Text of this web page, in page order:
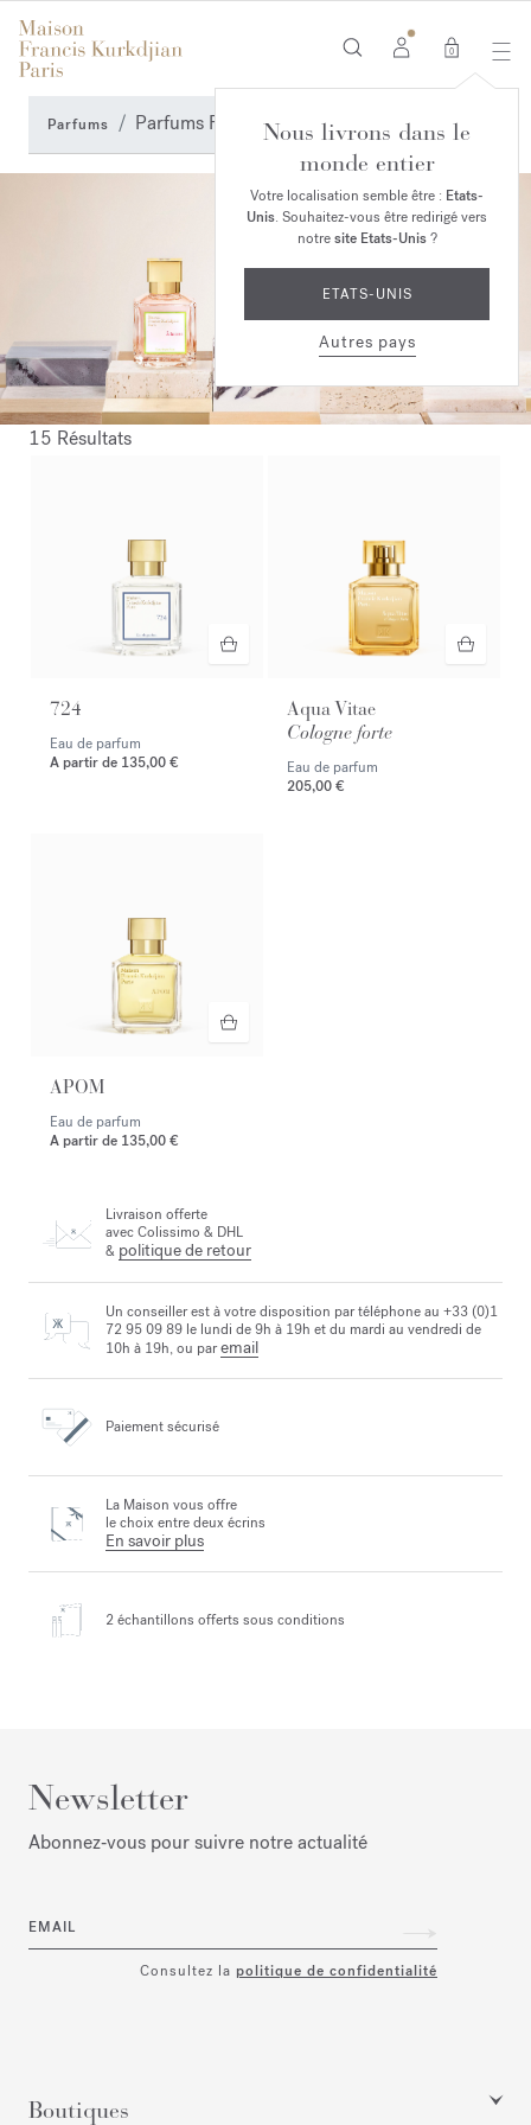
0
Nous livrons dans le
monde entier
Votre localisation semble être : Etats-
Unis. Souhaitez-vous être redirigé vers
notresite Etats-Unis?
ETATS-UNIS
Autres pays
Parfums Parfums Floraux
15 Résultats
724
Eau de parfum
A partir de 135,00 €
Aqua Vitae
Cologne forte
Eau de parfum
205,00 €
APOM
Eau de parfum
A partir de 135,00 €
Livraison offerte
avec Colissimo & DHL
& politique de retour
Un conseiller est à votre disposition par téléphone au +33 (0)1
72 95 09 89 le lundi de 9h à 19h et du mardi au vendredi de
10h à 19h, ou paremail
Paiement sécurisé
La Maison vous offre
le choix entre deux écrins
En savoir plus
2 échantillons offerts sous conditions
Newsletter
Abonnez‑vous pour suivre notre actualité
EMAIL
Consultez la politique de confidentialité
Boutiques